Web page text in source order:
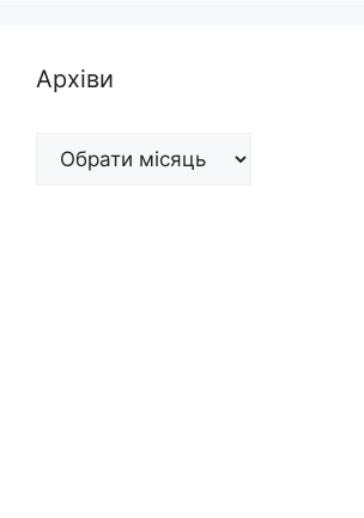
Архіви
Архіви